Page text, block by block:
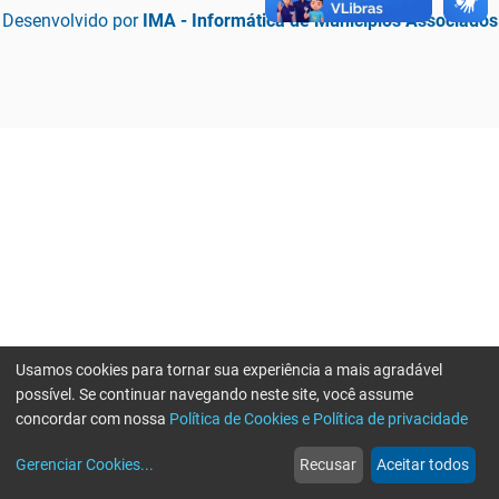
Desenvolvido por IMA - Informática de Municípios Associados
web
Notícias
more_horiz
Mais
Usamos cookies para tornar sua experiência a mais agradável
possível. Se continuar navegando neste site, você assume
concordar com nossa Política de Cookies e Política de privacidade
Gerenciar Cookies... Recusar Aceitar todos
Erro ao enviar informações, por favor tente novamente